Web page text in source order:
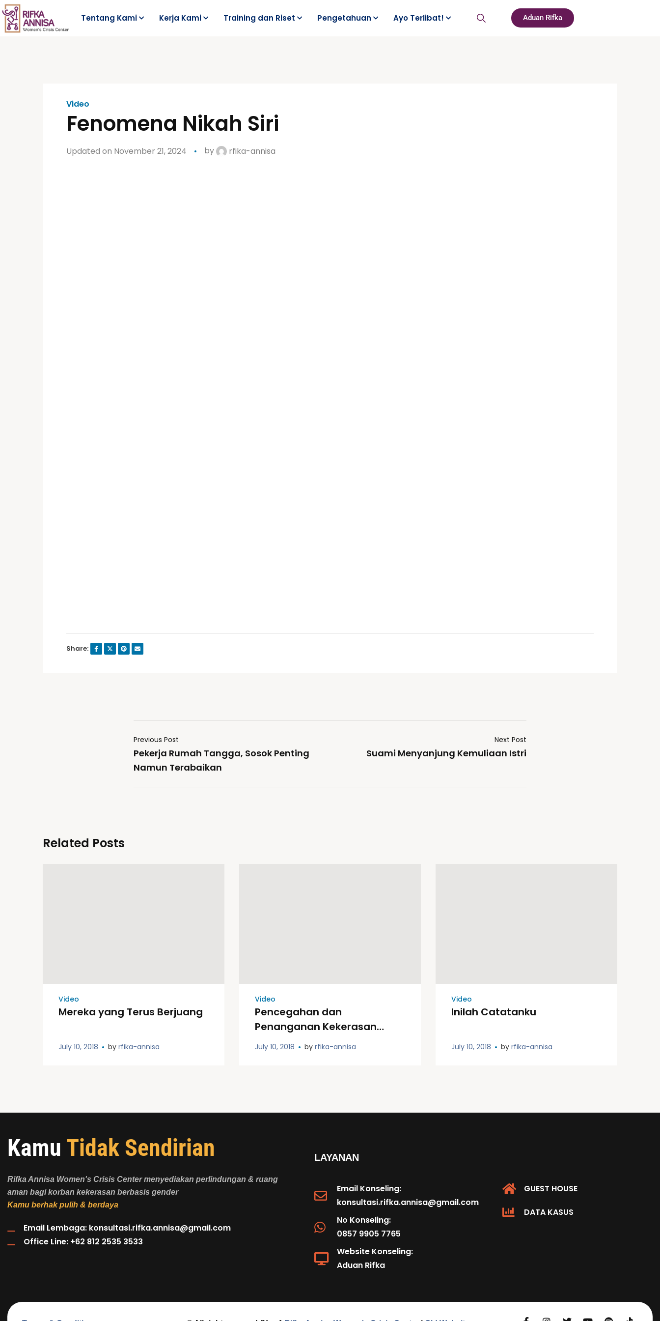
Tentang Kami Kerja Kami Training dan Riset Pengetahuan Ayo Terlibat! Aduan Rifka
Video
Fenomena Nikah Siri
Updated on November 21, 2024 by rfika-annisa
Share:
Previous Post
Pekerja Rumah Tangga, Sosok Penting
Namun Terabaikan
Next Post
Suami Menyanjung Kemuliaan Istri
Related Posts
Video
Mereka yang Terus Berjuang
July 10, 2018 by rfika-annisa
Video
Pencegahan dan
Penanganan Kekerasan
Seksual terhadap anak
July 10, 2018 by rfika-annisa
Video
Inilah Catatanku
July 10, 2018 by rfika-annisa
Kamu Tidak Sendirian
Rifka Annisa Women's Crisis Center menyediakan perlindungan & ruang
aman bagi korban kekerasan berbasis gender
Kamu berhak pulih & berdaya
Email Lembaga: konsultasi.rifka.annisa@gmail.com
Office Line: +62 812 2535 3533
LAYANAN
Email Konseling:
konsultasi.rifka.annisa@gmail.com
No Konseling:
0857 9905 7765
Website Konseling:
Aduan Rifka
GUEST HOUSE
DATA KASUS